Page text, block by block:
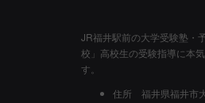
JR福井駅前の大学受験塾・
校」高校生の受験指導に本
す。
住所 福井県福井市